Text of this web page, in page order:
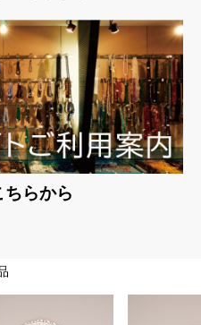
らから